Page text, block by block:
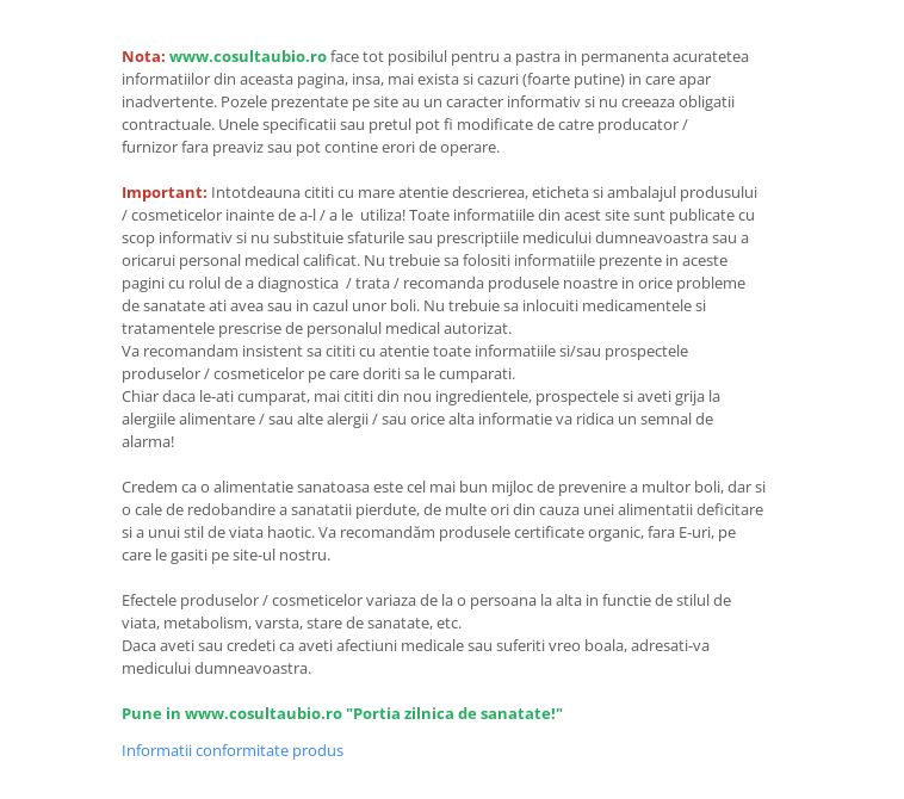
Specialitati si produse asiatice
Nota: www.cosultaubio.roface tot posibilul pentru a pastra in permanenta acuratetea
informatiilor din aceasta pagina, insa, mai exista si cazuri (foarte putine) in care apar
inadvertente. Pozele prezentate pe site au un caracter informativ si nu creeaza obligatii
contractuale. Unele specificatii sau pretul pot fi modificate de catre producator /
furnizor fara preaviz sau pot contine erori de operare.
Important: Intotdeauna cititi cu mare atentie descrierea, eticheta si ambalajul produsului
/ cosmeticelor inainte de a-l / a le utiliza! Toate informatiile din acest site sunt publicate cu
scop informativ si nu substituie sfaturile sau prescriptiile medicului dumneavoastra sau a
oricarui personal medical calificat. Nu trebuie sa folositi informatiile prezente in aceste
pagini cu rolul de a diagnostica / trata / recomanda produsele noastre in orice probleme
de sanatate ati avea sau in cazul unor boli. Nu trebuie sa inlocuiti medicamentele si
tratamentele prescrise de personalul medical autorizat.
Va recomandam insistent sa cititi cu atentie toate informatiile si/sau prospectele
produselor / cosmeticelor pe care doriti sa le cumparati.
Chiar daca le-ati cumparat, mai cititi din nou ingredientele, prospectele si aveti grija la
alergiile alimentare / sau alte alergii / sau orice alta informatie va ridica un semnal de
alarma!
Credem ca o alimentatie sanatoasa este cel mai bun mijloc de prevenire a multor boli, dar si
o cale de redobandire a sanatatii pierdute, de multe ori din cauza unei alimentatii deficitare
si a unui stil de viata haotic. Va recomandăm produsele certificate organic, fara E-uri, pe
care le gasiti pe site-ul nostru.
Efectele produselor / cosmeticelor variaza de la o persoana la alta in functie de stilul de
viata, metabolism, varsta, stare de sanatate, etc.
Daca aveti sau credeti ca aveti afectiuni medicale sau suferiti vreo boala, adresati-va
medicului dumneavoastra.
Pune in www.cosultaubio.ro "Portia zilnica de sanatate!"
Informatii conformitate produs